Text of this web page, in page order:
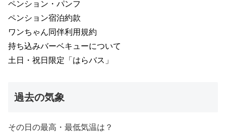
ペンション・パンフ
ペンション宿泊約款
ワンちゃん同伴利用規約
持ち込みバーベキューについて
土日・祝日限定「はらバス」
過去の気象
その日の最高・最低気温は？